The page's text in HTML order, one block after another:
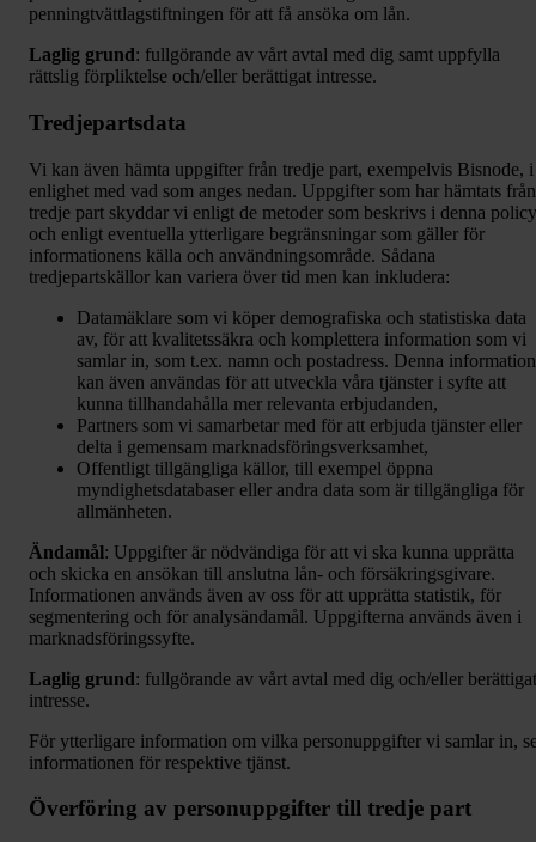
penningtvättlagstiftningen för att få ansöka om lån.
Laglig grund: fullgörande av vårt avtal med dig samt uppfylla
rättslig förpliktelse och/eller berättigat intresse.
Tredjepartsdata
Vi kan även hämta uppgifter från tredje part, exempelvis Bisnode, i
enlighet med vad som anges nedan. Uppgifter som har hämtats från
tredje part skyddar vi enligt de metoder som beskrivs i denna policy
och enligt eventuella ytterligare begränsningar som gäller för
informationens källa och användningsområde. Sådana
tredjepartskällor kan variera över tid men kan inkludera:
Datamäklare som vi köper demografiska och statistiska data
av, för att kvalitetssäkra och komplettera information som vi
samlar in, som t.ex. namn och postadress. Denna information
kan även användas för att utveckla våra tjänster i syfte att
kunna tillhandahålla mer relevanta erbjudanden,
Partners som vi samarbetar med för att erbjuda tjänster eller
delta i gemensam marknadsföringsverksamhet,
Offentligt tillgängliga källor, till exempel öppna
myndighetsdatabaser eller andra data som är tillgängliga för
allmänheten.
Ändamål: Uppgifter är nödvändiga för att vi ska kunna upprätta
och skicka en ansökan till anslutna lån- och försäkringsgivare.
Informationen används även av oss för att upprätta statistik, för
segmentering och för analysändamål. Uppgifterna används även i
marknadsföringssyfte.
Laglig grund: fullgörande av vårt avtal med dig och/eller berättigat
intresse.
För ytterligare information om vilka personuppgifter vi samlar in,
informationen för respektive tjänst.
Överföring av personuppgifter till tredje part